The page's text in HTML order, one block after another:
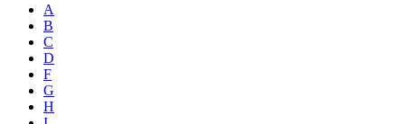
A
B
C
D
F
G
H